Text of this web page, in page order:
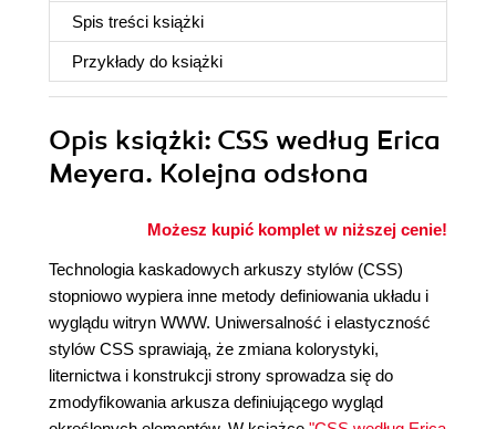
Spis treści książki
Przykłady do książki
Opis książki: CSS według Erica
Meyera. Kolejna odsłona
Możesz kupić komplet w niższej cenie!
Technologia kaskadowych arkuszy stylów (CSS)
stopniowo wypiera inne metody definiowania układu i
wyglądu witryn WWW. Uniwersalność i elastyczność
stylów CSS sprawiają, że zmiana kolorystyki,
liternictwa i konstrukcji strony sprowadza się do
zmodyfikowania arkusza definiującego wygląd